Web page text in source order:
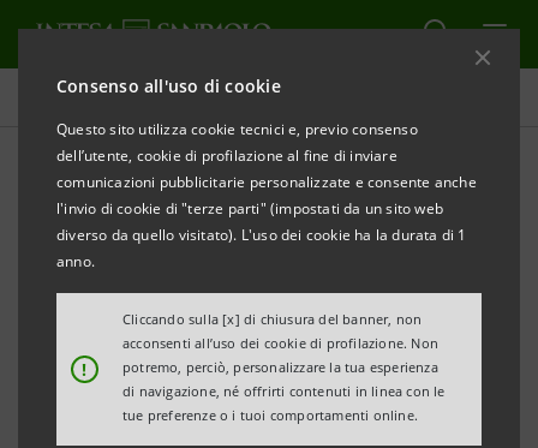
Consenso all'uso di cookie
Questo sito utilizza cookie tecnici e, previo consenso
dell’utente, cookie di profilazione al fine di inviare
comunicazioni pubblicitarie personalizzate e consente anche
l'invio di cookie di "terze parti" (impostati da un sito web
diverso da quello visitato). L'uso dei cookie ha la durata di 1
anno.
!
Cliccando sulla [x] di chiusura del banner, non
acconsenti all’uso dei cookie di profilazione. Non
potremo, perciò, personalizzare la tua esperienza
di navigazione, né offrirti contenuti in linea con le
tue preferenze o i tuoi comportamenti online.
Comunicati stampa
STAMPA AGGIORNA
INTESA SANPAOLO: RISULTATI CONSOLIDATI AL 31
DICEMBRE 2022
DI INTESA SANPAOLO DI GENERARE UNA SOLIDA
REDDITIVITÀ E DI CREARE VALORE PER TUTTI GLI
STAKEHOLDERANCHE IN CONTESTI COMPLESSI
GRAZIE AL MODELLO DI BUSINESS BEN